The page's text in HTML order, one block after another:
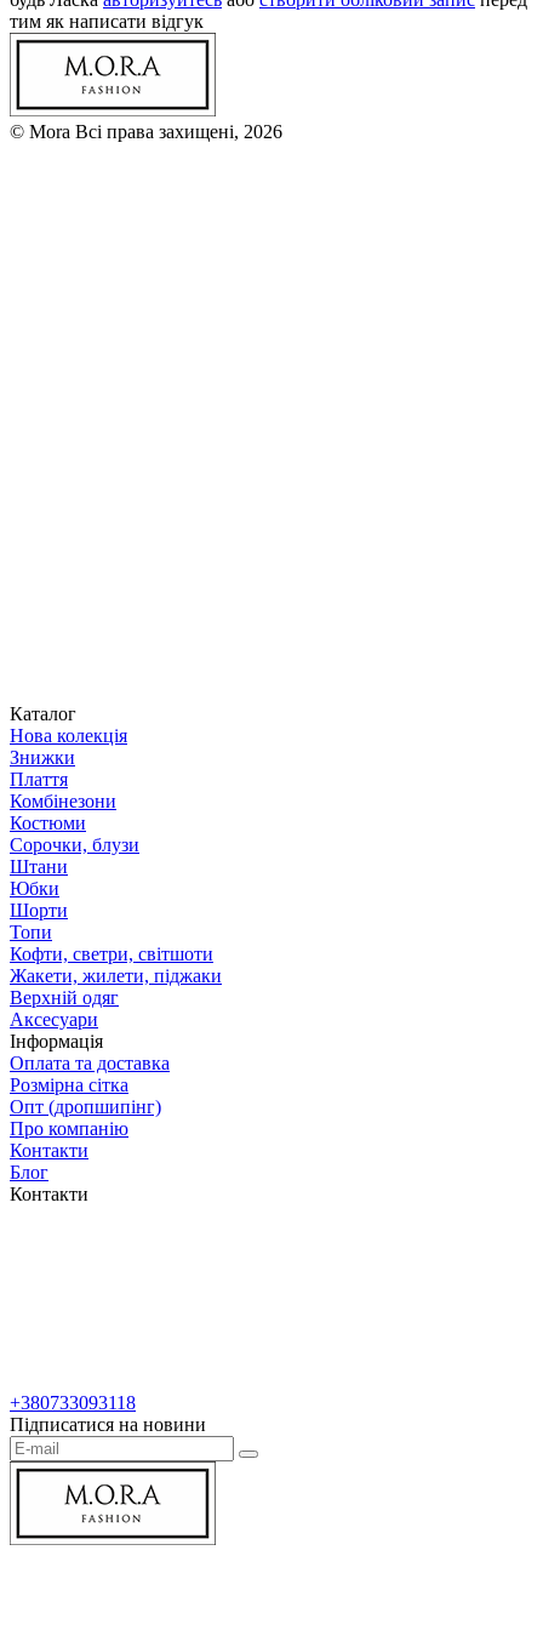
тим як написати відгук
© Mora Всі права захищені, 2026
Каталог
Нова колекція
Знижки
Плаття
Комбінезони
Костюми
Сорочки, блузи
Штани
Юбки
Шорти
Топи
Кофти, светри, світшоти
Жакети, жилети, піджаки
Верхній одяг
Аксесуари
Інформація
Оплата та доставка
Розмірна сітка
Опт (дропшипінг)
Про компанію
Контакти
Блог
Контакти
+380733093118
Підписатися на новини